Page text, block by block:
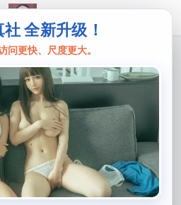
全新升级！
问更快、尺度更大。
享，数十张精选美图
呈现
了这些照片后，每一幅作品都
点赞。同时也充分展现出她的个
数十张非常精美的作品。是一位